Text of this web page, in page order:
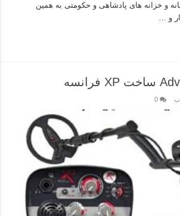
و خزانه های پادشاهی و حکومتی به همین
و …
0